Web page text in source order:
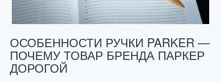
ОСОБЕННОСТИ РУЧКИ PARKER —
ПОЧЕМУ ТОВАР БРЕНДА ПАРКЕР
ДОРОГОЙ